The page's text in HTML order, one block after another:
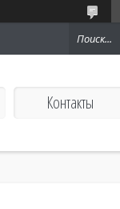
Контакты